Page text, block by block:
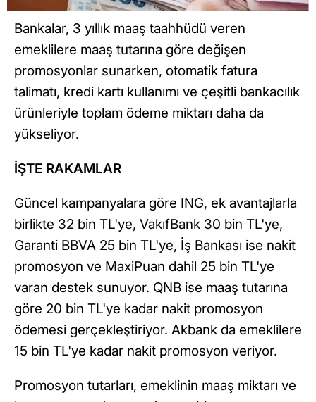
Bankalar, 3 yıllık maaş taahhüdü veren
emeklilere maaş tutarına göre değişen
promosyonlar sunarken, otomatik fatura
talimatı, kredi kartı kullanımı ve çeşitli bankacılık
ürünleriyle toplam ödeme miktarı daha da
yükseliyor.
İŞTE RAKAMLAR
Güncel kampanyalara göre ING, ek avantajlarla
birlikte 32 bin TL'ye, VakıfBank 30 bin TL'ye,
Garanti BBVA 25 bin TL'ye, İş Bankası ise nakit
promosyon ve MaxiPuan dahil 25 bin TL'ye
varan destek sunuyor. QNB ise maaş tutarına
göre 20 bin TL'ye kadar nakit promosyon
ödemesi gerçekleştiriyor. Akbank da emeklilere
15 bin TL'ye kadar nakit promosyon veriyor.
Promosyon tutarları, emeklinin maaş miktarı ve